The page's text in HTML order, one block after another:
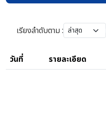
เรียงลำดับตาม :
วันที่ รายละเอียด